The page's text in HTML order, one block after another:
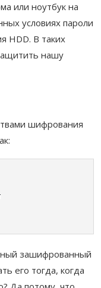
или ноутбук на
условиях пароли
HDD. В таких
нашу
шифрования
зашифрованный
его тогда, когда